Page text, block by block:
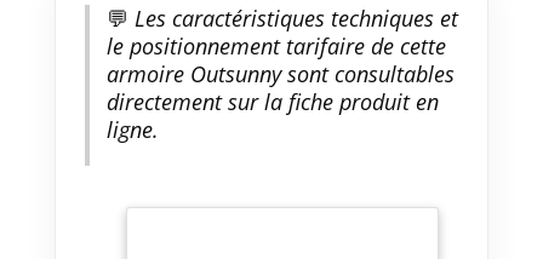
💬 Les caractéristiques techniques et
le positionnement tarifaire de cette
armoire Outsunny sont consultables
directement sur la fiche produit en
ligne.